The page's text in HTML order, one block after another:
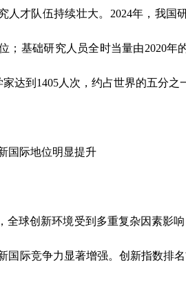
人才队伍持续壮大。 2024年，我国
；基础研究人员全时当量由2020年
家达到 1405人次，约占世界的五分之
际地位明显提升
全球创新环境受到多重复杂因素影
国际竞争力显著增强。创新指数排